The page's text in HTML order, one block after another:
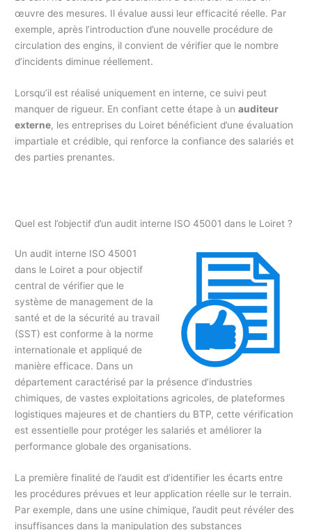
œuvre des mesures. Il évalue aussi leur efficacité réelle. Par
exemple, après l’introduction d’une nouvelle procédure de
circulation des engins, il convient de vérifier que le nombre
d’incidents diminue réellement.
Lorsqu’il est réalisé uniquement en interne, ce suivi peut
manquer de rigueur. En confiant cette étape à unauditeur
externe, les entreprises du Loiret bénéficient d’une évaluation
impartiale et crédible, qui renforce la confiance des salariés et
des parties prenantes.
Quel est l’objectif d’un audit interne ISO 45001 dans le Loiret ?
Un audit interne ISO 45001
dans le Loiret a pour objectif
central de vérifier que le
système de management de la
santé et de la sécurité au travail
(SST) est conforme à la norme
internationale et appliqué de
manière efficace. Dans un
département caractérisé par la présence d’industries
chimiques, de vastes exploitations agricoles, de plateformes
logistiques majeures et de chantiers du BTP, cette vérification
est essentielle pour protéger les salariés et améliorer la
performance globale des organisations.
La première finalité de l’audit est d’identifier les écarts entre
les procédures prévues et leur application réelle sur le terrain.
Par exemple, dans une usine chimique, l’audit peut révéler des
insuffisances dans la manipulation des substances